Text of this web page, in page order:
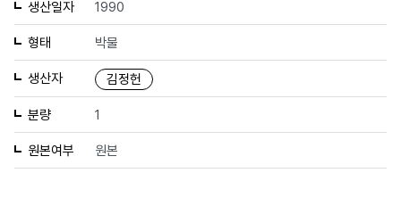
생산일자 1990
형태 박물
생산자 김정헌
분량 1
원본여부 원본